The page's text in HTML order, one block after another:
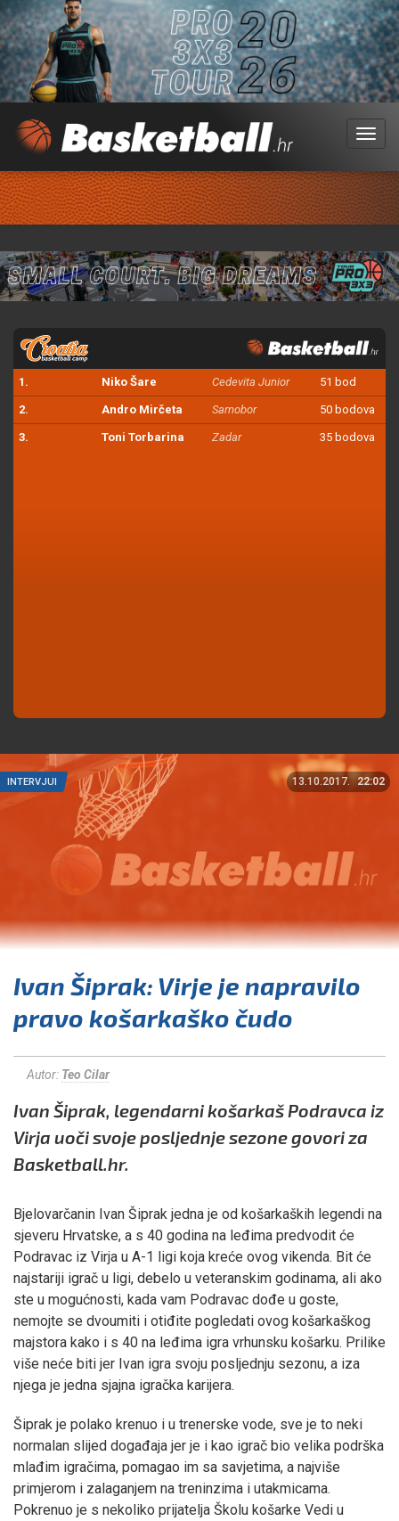
Menu
1. Niko Šare Cedevita Junior 51 bod
2. Andro Mirčeta Samobor 50 bodova
3. Toni Torbarina Zadar 35 bodova
INTERVJUI 13.10.2017. 22:02
Ivan Šiprak: Virje je napravilo
pravo košarkaško čudo
Autor: Teo Cilar
Ivan Šiprak, legendarni košarkaš Podravca iz
Virja uoči svoje posljednje sezone govori za
Basketball.hr.
Bjelovarčanin Ivan Šiprak jedna je od košarkaških legendi na
sjeveru Hrvatske, a s 40 godina na leđima predvodit će
Podravac iz Virja u A-1 ligi koja kreće ovog vikenda. Bit će
najstariji igrač u ligi, debelo u veteranskim godinama, ali ako
ste u mogućnosti, kada vam Podravac dođe u goste,
nemojte se dvoumiti i otiđite pogledati ovog košarkaškog
majstora kako i s 40 na leđima igra vrhunsku košarku. Prilike
više neće biti jer Ivan igra svoju posljednju sezonu, a iza
njega je jedna sjajna igračka karijera.
Šiprak je polako krenuo i u trenerske vode, sve je to neki
normalan slijed događaja jer je i kao igrač bio velika podrška
mlađim igračima, pomagao im sa savjetima, a najviše
primjerom i zalaganjem na treninzima i utakmicama.
Pokrenuo je s nekoliko prijatelja Školu košarke Vedi u